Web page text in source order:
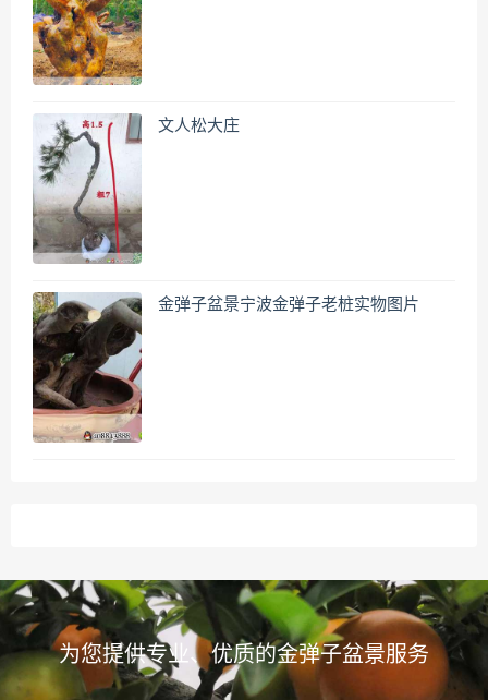
文人松大庄
金弹子盆景宁波金弹子老桩实物图片
为您提供专业、优质的金弹子盆景服务